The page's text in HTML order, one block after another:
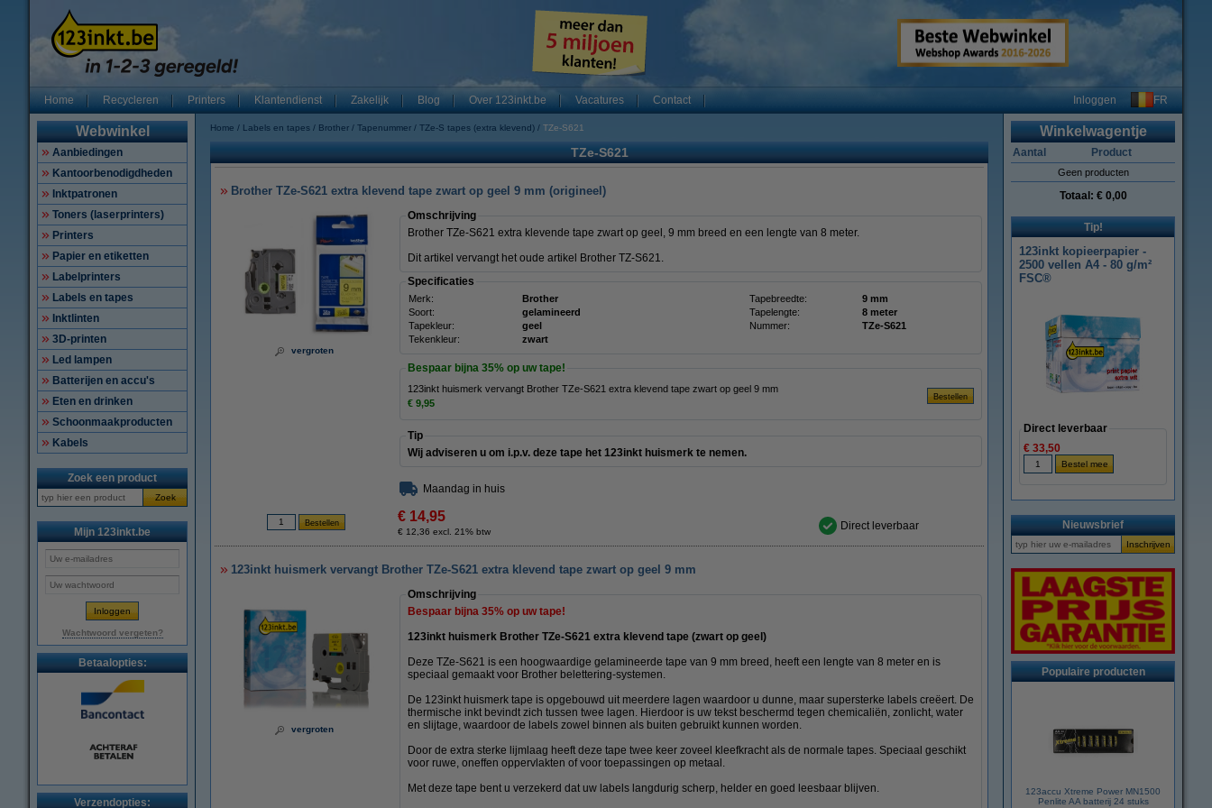
Home Recycleren Printers Klantendienst Zakelijk Blog Over 123inkt.be Vacatures Contact Inloggen FR
Webwinkel
Aanbiedingen
Kantoorbenodigdheden
Inktpatronen
Toners (laserprinters)
Printers
Papier en etiketten
Labelprinters
Labels en tapes
Inktlinten
3D-printen
Led lampen
Batterijen en accu's
Eten en drinken
Schoonmaakproducten
Kabels
Zoek een product
Zoek
Mijn 123inkt.be
Wachtwoord vergeten?
Betaalopties:
Verzendopties:
Home Labels en tapes Brother Tapenummer TZe-S tapes (extra klevend) TZe-S621
TZe-S621
Brother TZe-S621 extra klevend tape zwart op geel 9 mm (origineel)
vergroten
Omschrijving
Brother TZe-S621 extra klevende tape zwart op geel, 9 mm breed en een lengte van 8 meter.
Dit artikel vervangt het oude artikel Brother TZ-S621.
Specificaties
Merk: Brother Tapebreedte:
9 mm
Soort:
gelamineerd Tapelengte:
8 meter
Tapekleur:
geel Nummer:
TZe-S621
Tekenkleur:
zwart
Bespaar bijna 35% op uw tape!
123inkt huismerk vervangt Brother TZe-S621 extra klevend tape zwart op geel 9 mm
€ 9,95
Tip
Wij adviseren u om i.p.v. deze tape het 123inkt huismerk te nemen.
Maandag in huis
€ 14,95
€ 12,36 excl. 21% btw Direct leverbaar
123inkt huismerk vervangt Brother TZe-S621 extra klevend tape zwart op geel 9 mm
vergroten
Omschrijving
Bespaar bijna 35% op uw tape!
123inkt huismerk Brother TZe-S621 extra klevend tape (zwart op geel)
Deze TZe-S621 is een hoogwaardige gelamineerde tape van 9 mm breed, heeft een lengte van 8 meter en is
speciaal gemaakt voor Brother belettering-systemen.
De 123inkt huismerk tape is opgebouwd uit meerdere lagen waardoor u dunne, maar supersterke labels creëert. De
thermische inkt bevindt zich tussen twee lagen. Hierdoor is uw tekst beschermd tegen chemicaliën, zonlicht, water
en slijtage, waardoor de labels zowel binnen als buiten gebruikt kunnen worden.
Door de extra sterke lijmlaag heeft deze tape twee keer zoveel kleefkracht als de normale tapes. Speciaal geschikt
voor ruwe, oneffen oppervlakten of voor toepassingen op metaal.
Met deze tape bent u verzekerd dat uw labels langdurig scherp, helder en goed leesbaar blijven.
Winkelwagentje
Aantal Product
Geen producten
Totaal: € 0,00
Tip!
123inkt kopieerpapier -
2500 vellen A4 - 80 g/m²
FSC®
Direct leverbaar
€ 33,50
Nieuwsbrief
Populaire producten
123accu Xtreme Power MN1500
Penlite AA batterij 24 stuks